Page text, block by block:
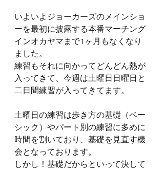
いよいよジョーカーズのメインショ
ーを最初に披露する本番マーチング
インオカヤマまで1ヶ月もなくなり
ました。
練習もそれに向かってどんどん熱が
入ってきて、今週は土曜日日曜日と
二日間練習が入ってきてます。
土曜日の練習は歩き方の基礎（ベー
シック）やパート別の練習に多めに
時間を割いており、基礎を見直す機
会となっております。
しかし！基礎だからといって決して